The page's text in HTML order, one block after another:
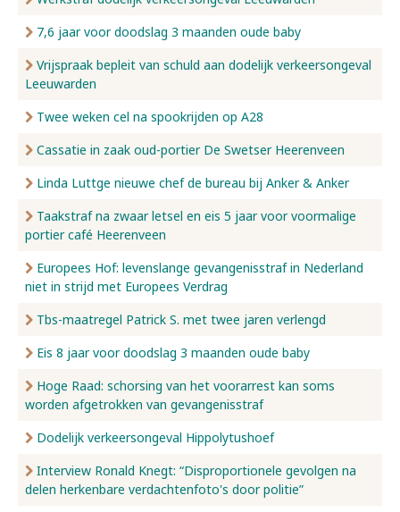
7,6 jaar voor doodslag 3 maanden oude baby
Vrijspraak bepleit van schuld aan dodelijk verkeersongeval
Leeuwarden
Twee weken cel na spookrijden op A28
Cassatie in zaak oud-portier De Swetser Heerenveen
Linda Luttge nieuwe chef de bureau bij Anker & Anker
Taakstraf na zwaar letsel en eis 5 jaar voor voormalige
portier café Heerenveen
Europees Hof: levenslange gevangenisstraf in Nederland
niet in strijd met Europees Verdrag
Tbs-maatregel Patrick S. met twee jaren verlengd
Eis 8 jaar voor doodslag 3 maanden oude baby
Hoge Raad: schorsing van het voorarrest kan soms
worden afgetrokken van gevangenisstraf
Dodelijk verkeersongeval Hippolytushoef
Interview Ronald Knegt: “Disproportionele gevolgen na
delen herkenbare verdachtenfoto's door politie”